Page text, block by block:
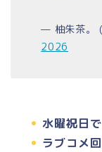
— 柚朱茶。
2026
水曜祝日
ラブコメ